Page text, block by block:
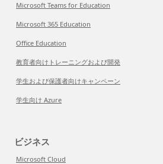
Microsoft Teams for Education
Microsoft 365 Education
Office Education
教育者向けトレーニングおよび開発
学生および保護者向けキャンペーン
学生向け Azure
ビジネス
Microsoft Cloud